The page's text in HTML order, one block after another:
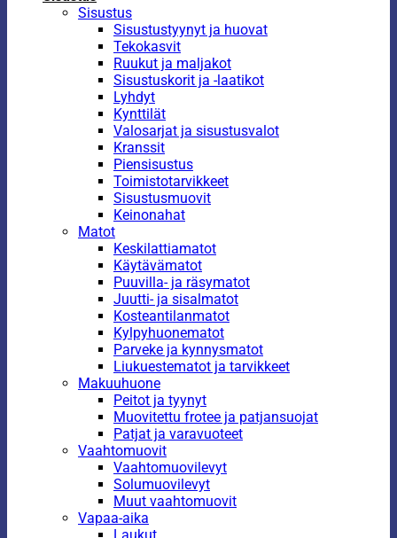
Sisustus
Sisustustyynyt ja huovat
Tekokasvit
Ruukut ja maljakot
Sisustuskorit ja -laatikot
Lyhdyt
Kynttilät
Valosarjat ja sisustusvalot
Kranssit
Piensisustus
Toimistotarvikkeet
Sisustusmuovit
Keinonahat
Matot
Keskilattiamatot
Käytävämatot
Puuvilla- ja räsymatot
Juutti- ja sisalmatot
Kosteantilanmatot
Kylpyhuonematot
Parveke ja kynnysmatot
Liukuestematot ja tarvikkeet
Makuuhuone
Peitot ja tyynyt
Muovitettu frotee ja patjansuojat
Patjat ja varavuoteet
Vaahtomuovit
Vaahtomuovilevyt
Solumuovilevyt
Muut vaahtomuovit
Vapaa-aika